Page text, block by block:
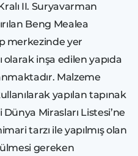
II. Suryavarman
Beng Mealea
merkezinde yer
olarak inşa edilen yapıda
Malzeme
yapılan tapınak
Dünya Mirasları Listesi’ne
tarzı ile yapılmış olan
gereken